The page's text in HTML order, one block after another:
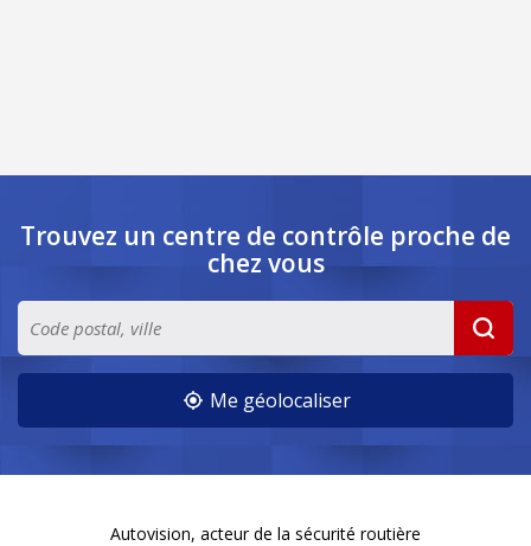
Trouvez un centre de contrôle proche de
chez vous
Me géolocaliser
Autovision, acteur de la sécurité routière